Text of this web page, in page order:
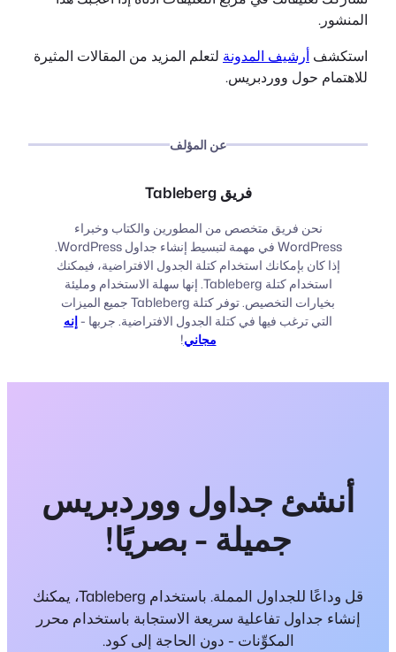
المنشور.
استكشف أرشيف المدونة لتعلم المزيد من المقالات المثيرة
للاهتمام حول ووردبريس.
عن المؤلف
فريق Tableberg
نحن فريق متخصص من المطورين والكتاب وخبراء
WordPress في مهمة لتبسيط إنشاء جداول WordPress.
إذا كان بإمكانك استخدام كتلة الجدول الافتراضية، فيمكنك
استخدام كتلة Tableberg. إنها سهلة الاستخدام ومليئة
بخيارات التخصيص. توفر كتلة Tableberg جميع الميزات
التي ترغب فيها في كتلة الجدول الافتراضية. جربها -إنه
مجاني!
أنشئ جداول ووردبريس
جميلة - بصريًا!
قل وداعًا للجداول المملة. باستخدام Tableberg، يمكنك
إنشاء جداول تفاعلية سريعة الاستجابة باستخدام محرر
المكوِّنات - دون الحاجة إلى كود.